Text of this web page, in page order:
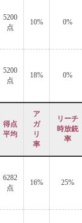
5200
点
10% 0%
5200
点
18% 0%
得点
平均
ア
ガ
リ
率
リーチ
時放銃
率
6282
点
16% 25%